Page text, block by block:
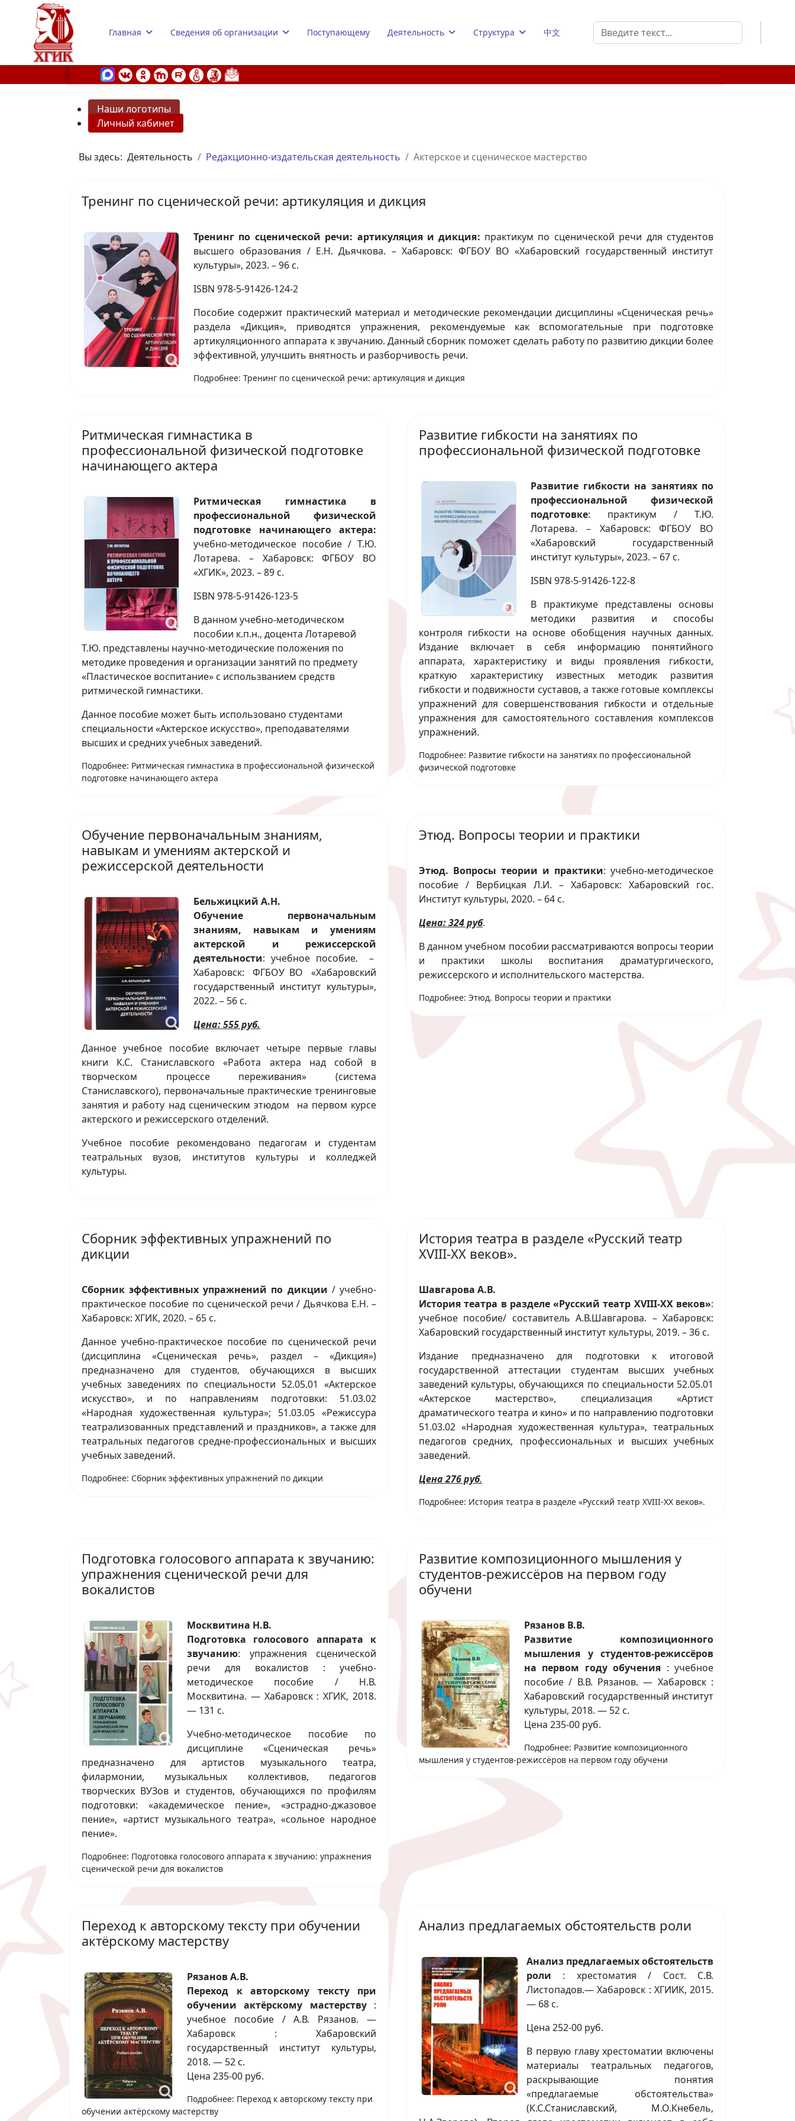
Главная Сведения об организации Поступающему Деятельность Структура 中文
Поиск
Наши логотипы
Личный кабинет
Вы здесь: Деятельность Редакционно-издательская деятельность Актерское и сценическое мастерство
Тренинг по сценической речи: артикуляция и дикция
Тренинг по сценической речи: артикуляция и дикция: практикум по сценической речи для студентов
высшего образования / Е.Н. Дьячкова. – Хабаровск: ФГБОУ ВО «Хабаровский государственный институт
культуры», 2023. – 96 с.
ISBN 978-5-91426-124-2
Пособие содержит практический материал и методические рекомендации дисциплины «Сценическая речь»
раздела «Дикция», приводятся упражнения, рекомендуемые как вспомогательные при подготовке
артикуляционного аппарата к звучанию. Данный сборник поможет сделать работу по развитию дикции более
эффективной, улучшить внятность и разборчивость речи.
Подробнее: Тренинг по сценической речи: артикуляция и дикция
Ритмическая гимнастика в
профессиональной физической подготовке
начинающего актера
Ритмическая гимнастика в
профессиональной физической
подготовке начинающего актера:
учебно-методическое пособие / Т.Ю.
Лотарева. – Хабаровск: ФГБОУ ВО
«ХГИК», 2023. – 89 с.
ISBN 978-5-91426-123-5
В данном учебно-методическом
пособии к.п.н., доцента Лотаревой
Т.Ю. представлены научно-методические положения по
методике проведения и организации занятий по предмету
«Пластическое воспитание» с использванием средств
ритмической гимнастики.
Данное пособие может быть использовано студентами
специальности «Актерское искусство», преподавателями
высших и средних учебных заведений.
Подробнее: Ритмическая гимнастика в профессиональной физической
подготовке начинающего актера
Развитие гибкости на занятиях по
профессиональной физической подготовке
Развитие гибкости на занятиях по
профессиональной физической
подготовке: практикум / Т.Ю.
Лотарева. – Хабаровск: ФГБОУ ВО
«Хабаровский государственный
институт культуры», 2023. – 67 с.
ISBN 978-5-91426-122-8
В практикуме представлены основы
методики развития и способы
контроля гибкости на основе обобщения научных данных.
Издание включает в себя информацию понятийного
аппарата, характеристику и виды проявления гибкости,
краткую характеристику известных методик развития
гибкости и подвижности суставов, а также готовые комплексы
упражнений для совершенствования гибкости и отдельные
упражнения для самостоятельного составления комплексов
упражнений.
Подробнее: Развитие гибкости на занятиях по профессиональной
физической подготовке
Обучение первоначальным знаниям,
навыкам и умениям актерской и
режиссерской деятельности
Бельжицкий А.Н.
Обучение первоначальным
знаниям, навыкам и умениям
актерской и режиссерской
деятельности: учебное пособие. –
Хабаровск: ФГБОУ ВО «Хабаровский
государственный институт культуры»,
2022. – 56 с.
Цена: 555 руб.
Данное учебное пособие включает четыре первые главы
книги К.С. Станиславского «Работа актера над собой в
творческом процессе переживания» (система
Станиславского), первоначальные практические тренинговые
занятия и работу над сценическим этюдом на первом курсе
актерского и режиссерского отделений.
Учебное пособие рекомендовано педагогам и студентам
театральных вузов, институтов культуры и колледжей
культуры.
Этюд. Вопросы теории и практики
Этюд. Вопросы теории и практики: учебно-методическое
пособие / Вербицкая Л.И. – Хабаровск: Хабаровский гос.
Институт культуры, 2020. – 64 с.
Цена: 324 руб.
В данном учебном пособии рассматриваются вопросы теории
и практики школы воспитания драматургического,
режиссерского и исполнительского мастерства.
Подробнее: Этюд. Вопросы теории и практики
Сборник эффективных упражнений по
дикции
Сборник эффективных упражнений по дикции / учебно-
практическое пособие по сценической речи / Дьячкова Е.Н. –
Хабаровск: ХГИК, 2020. – 65 с.
Данное учебно-практическое пособие по сценической речи
(дисциплина «Сценическая речь», раздел – «Дикция»)
предназначено для студентов, обучающихся в высших
учебных заведениях по специальности 52.05.01 «Актерское
искусство», и по направлениям подготовки: 51.03.02
«Народная художественная культура»; 51.03.05 «Режиссура
театрализованных представлений и праздников», а также для
театральных педагогов средне-профессиональных и высших
учебных заведений.
Подробнее: Сборник эффективных упражнений по дикции
История театра в разделе «Русский театр
XVIII-XX веков».
Шавгарова А.В.
История театра в разделе «Русский театр XVIII-XX веков»:
учебное пособие/ составитель А.В.Шавгарова. – Хабаровск:
Хабаровский государственный институт культуры, 2019. – 36 с.
Издание предназначено для подготовки к итоговой
государственной аттестации студентам высших учебных
заведений культуры, обучающихся по специальности 52.05.01
«Актерское мастерство», специализация «Артист
драматического театра и кино» и по направлению подготовки
51.03.02 «Народная художественная культура», театральных
педагогов средних, профессиональных и высших учебных
заведений.
Цена 276 руб.
Подробнее: История театра в разделе «Русский театр XVIII-XX веков».
Подготовка голосового аппарата к звучанию:
упражнения сценической речи для
вокалистов
Москвитина Н.В.
Подготовка голосового аппарата к
звучанию: упражнения сценической
речи для вокалистов : учебно-
методическое пособие / Н.В.
Москвитина. — Хабаровск : ХГИК, 2018.
— 131 с.
Учебно-методическое пособие по
дисциплине «Сценическая речь»
предназначено для артистов музыкального театра,
филармонии, музыкальных коллективов, педагогов
творческих ВУЗов и студентов, обучающихся по профилям
подготовки: «академическое пение», «эстрадно-джазовое
пение», «артист музыкального театра», «сольное народное
пение».
Подробнее: Подготовка голосового аппарата к звучанию: упражнения
сценической речи для вокалистов
Развитие композиционного мышления у
студентов-режиссёров на первом году
обучени
Рязанов В.В.
Развитие композиционного
мышления у студентов-режиссёров
на первом году обучения : учебное
пособие / В.В. Рязанов. — Хабаровск :
Хабаровский государственный институт
культуры, 2018. — 52 с.
Цена 235-00 руб.
Подробнее: Развитие композиционного
мышления у студентов-режиссёров на первом году обучени
Переход к авторскому тексту при обучении
актёрскому мастерству
Рязанов А.В.
Переход к авторскому тексту при
обучении актёрскому мастерству:
учебное пособие / А.В. Рязанов. —
Хабаровск : Хабаровский
государственный институт культуры,
2018. — 52 с.
Цена 235-00 руб.
Подробнее: Переход к авторскому тексту при
обучении актёрскому мастерству
Анализ предлагаемых обстоятельств роли
Анализ предлагаемых обстоятельств
роли : хрестоматия / Сост. С.В.
Листопадов.— Хабаровск : ХГИИК, 2015.
— 68 с.
Цена 252-00 руб.
В первую главу хрестоматии включены
материалы театральных педагогов,
раскрывающие понятия
«предлагаемые обстоятельства»
(К.С.Станиславский, М.О.Кнебель,